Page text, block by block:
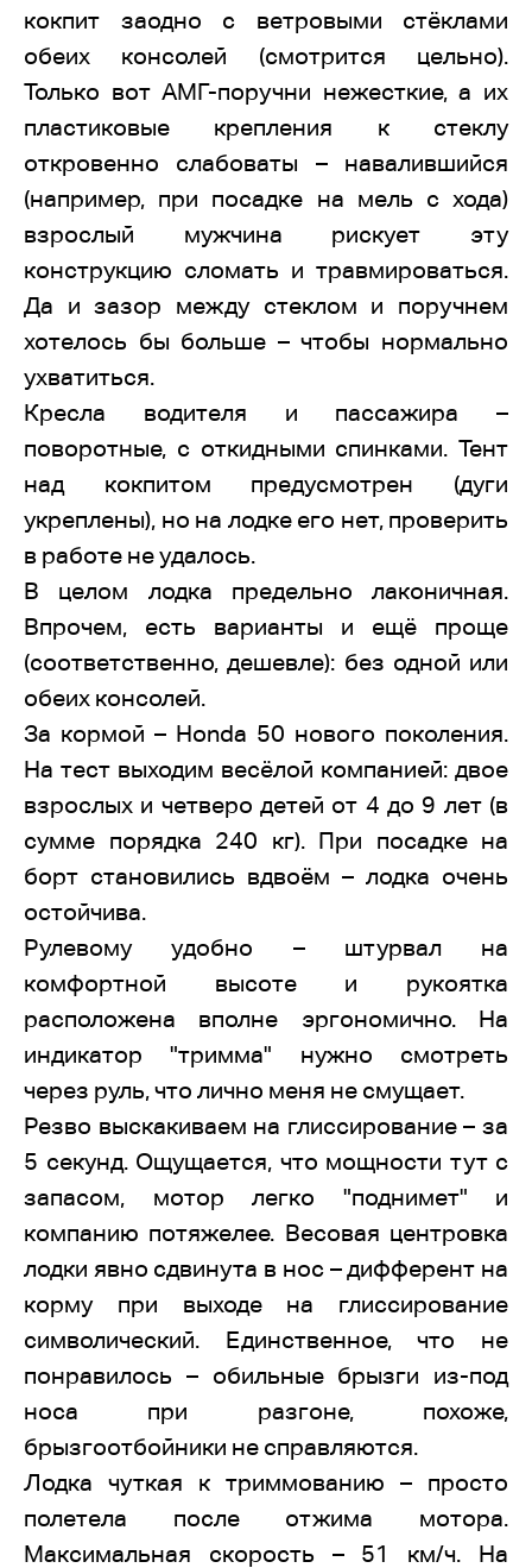
кокпит заодно с ветровыми стёклами
обеих консолей (смотрится цельно).
Только вот АМГ-поручни нежесткие, а их
пластиковые крепления к стеклу
откровенно слабоваты – навалившийся
(например, при посадке на мель с хода)
взрослый мужчина рискует эту
конструкцию сломать и травмироваться.
Да и зазор между стеклом и поручнем
хотелось бы больше – чтобы нормально
ухватиться.
Кресла водителя и пассажира –
поворотные, с откидными спинками. Тент
над кокпитом предусмотрен (дуги
укреплены), но на лодке его нет, проверить
в работе не удалось.
В целом лодка предельно лаконичная.
Впрочем, есть варианты и ещё проще
(соответственно, дешевле): без одной или
обеих консолей.
За кормой – Honda 50 нового поколения.
На тест выходим весёлой компанией: двое
взрослых и четверо детей от 4 до 9 лет (в
сумме порядка 240 кг). При посадке на
борт становились вдвоём – лодка очень
остойчива.
Рулевому удобно – штурвал на
комфортной высоте и рукоятка
расположена вполне эргономично. На
индикатор "тримма" нужно смотреть
через руль, что лично меня не смущает.
Резво выскакиваем на глиссирование – за
5 секунд. Ощущается, что мощности тут с
запасом, мотор легко "поднимет" и
компанию потяжелее. Весовая центровка
лодки явно сдвинута в нос – дифферент на
корму при выходе на глиссирование
символический. Единственное, что не
понравилось – обильные брызги из-под
носа при разгоне, похоже,
брызгоотбойники не справляются.
Лодка чуткая к триммованию – просто
полетела после отжима мотора.
Максимальная скорость – 51 км/ч. На